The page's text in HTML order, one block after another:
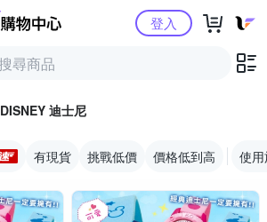
Yahoo購物中心登入
DISNEY 迪士尼
有現貨 挑戰低價 價格低到高 使